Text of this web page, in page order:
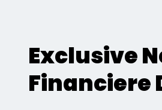
Exclusive
Financiere